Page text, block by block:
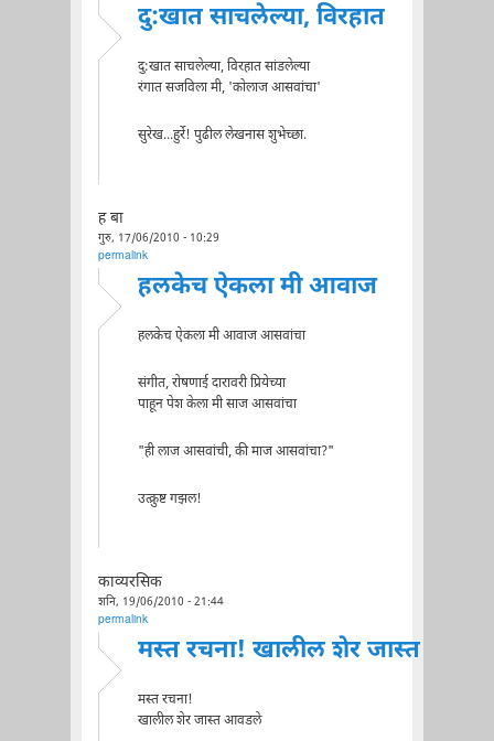
दु:खात साचलेल्या, विरहात
दु:खात साचलेल्या, विरहात सांडलेल्या
रंगात सजविला मी, 'कोलाज आसवांचा'
सुरेख...हुर्रे! पुढील लेखनास शुभेच्छा.
ह बा
गुरु, 17/06/2010 - 10:29
permalink
हलकेच ऐकला मी आवाज
हलकेच ऐकला मी आवाज आसवांचा
संगीत, रोषणाई दारावरी प्रियेच्या
पाहून पेश केला मी साज आसवांचा
"ही लाज आसवांची, की माज आसवांचा?"
उत्क्रुष्ट गझल!
काव्यरसिक
शनि, 19/06/2010 - 21:44
permalink
मस्त रचना! खालील शेर जास्त
मस्त रचना!
खालील शेर जास्त आवडले